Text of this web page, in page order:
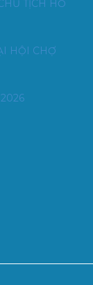
TỊCH HỒ
HỘI CHỢ